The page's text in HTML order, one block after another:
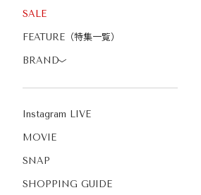
SALE
FEATURE（特集一覧）
BRAND〉
Instagram LIVE
MOVIE
SNAP
SHOPPING GUIDE